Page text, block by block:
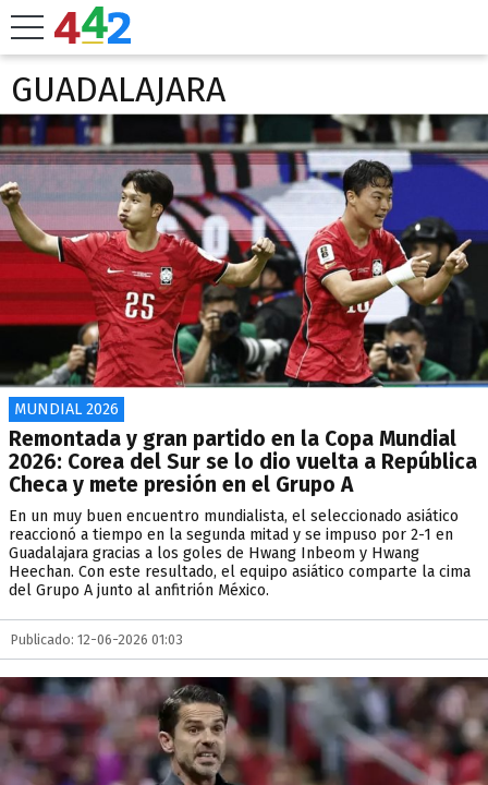
GUADALAJARA
MUNDIAL 2026
Remontada y gran partido en la Copa Mundial
2026: Corea del Sur se lo dio vuelta a República
Checa y mete presión en el Grupo A
En un muy buen encuentro mundialista, el seleccionado asiático
reaccionó a tiempo en la segunda mitad y se impuso por 2-1 en
Guadalajara gracias a los goles de Hwang Inbeom y Hwang
Heechan. Con este resultado, el equipo asiático comparte la cima
del Grupo A junto al anfitrión México.
Publicado: 12-06-2026 01:03